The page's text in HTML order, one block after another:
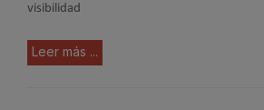
visibilidad
Leer más ...